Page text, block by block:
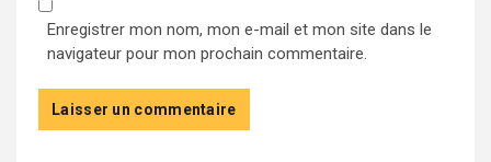
Enregistrer mon nom, mon e-mail et mon site dans le
navigateur pour mon prochain commentaire.